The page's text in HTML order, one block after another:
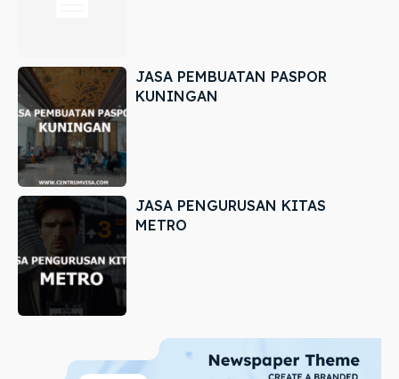
JASA PEMBUATAN PASPOR
KUNINGAN
JASA PENGURUSAN KITAS
METRO